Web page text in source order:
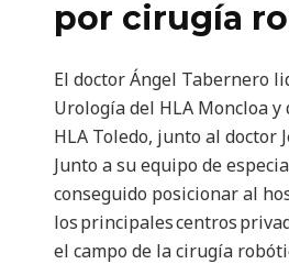
por cirugía
El doctor Ángel Tabernero
Urología del HLA Moncloa y
HLA Toledo, junto al doctor
Junto a su equipo de
conseguido posicionar al
los principales centros
el campo de la cirugía